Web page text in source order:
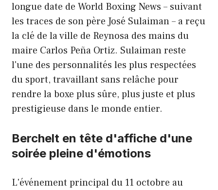
longue date de World Boxing News – suivant
les traces de son père José Sulaiman – a reçu
la clé de la ville de Reynosa des mains du
maire Carlos Peña Ortiz. Sulaiman reste
l'une des personnalités les plus respectées
du sport, travaillant sans relâche pour
rendre la boxe plus sûre, plus juste et plus
prestigieuse dans le monde entier.
Berchelt en tête d'affiche d'une
soirée pleine d'émotions
L'événement principal du 11 octobre au